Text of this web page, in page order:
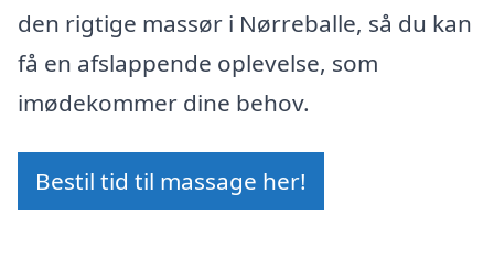
den rigtige massør i Nørreballe, så du kan
få en afslappende oplevelse, som
imødekommer dine behov.
Bestil tid til massage her!